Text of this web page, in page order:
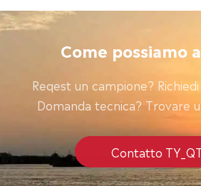
Come possiamo
Reqest un campione?
Domanda tecnica? Trovare
Contatto